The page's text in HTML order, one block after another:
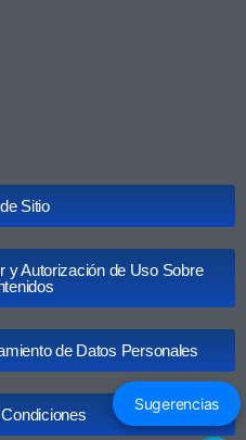
Sitio
y Autorización de Uso Sobre
de Datos Personales
Sugerencias